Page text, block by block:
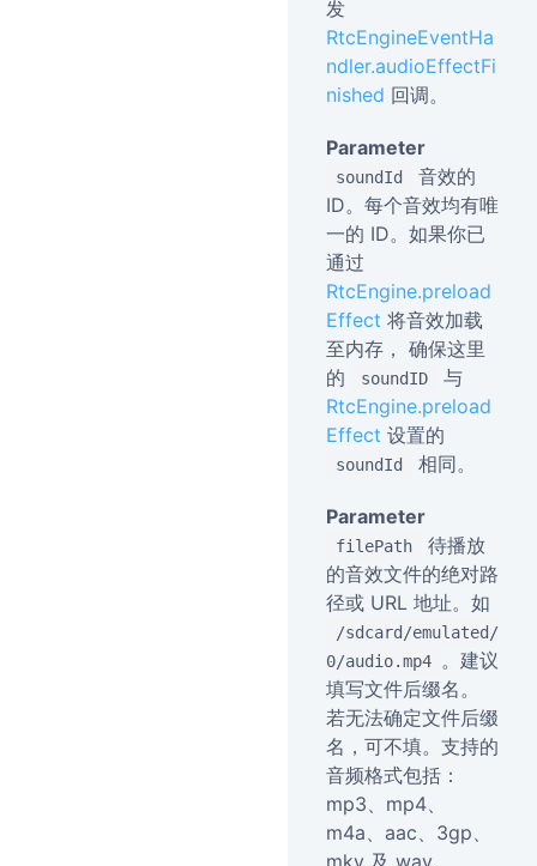
发
RtcEngineEventHa
ndler.audioEffectFi
nished 回调。
Parameter
soundId
音效的
ID。每个音效均有唯
一的 ID。如果你已
通过
RtcEngine.preload
Effect 将音效加载
至内存， 确保这里
的
soundID
与
RtcEngine.preload
Effect 设置的
soundId 相同。
Parameter
filePath
待播放
的音效文件的绝对路
径或 URL 地址。如
/sdcard/emulated/
0/audio.mp4 。建议
填写文件后缀名。
若无法确定文件后缀
名，可不填。支持的
音频格式包括：
mp3、mp4、
m4a、aac、3gp、
mkv 及 wav。